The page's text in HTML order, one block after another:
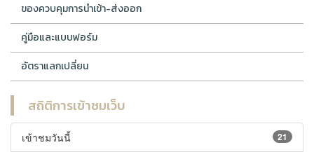
ของควบคุมการนำเข้า-ส่งออก
คู่มือและแบบฟอร์ม
อัตราแลกเปลี่ยน
สถิติการเข้าชมเว็บ
21
เข้าชมวันนี้